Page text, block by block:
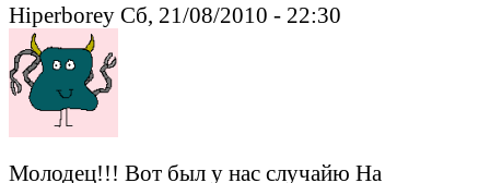
Hiperborey Сб, 21/08/2010 - 22:30
Молодец!!! Вот был у нас случайю На